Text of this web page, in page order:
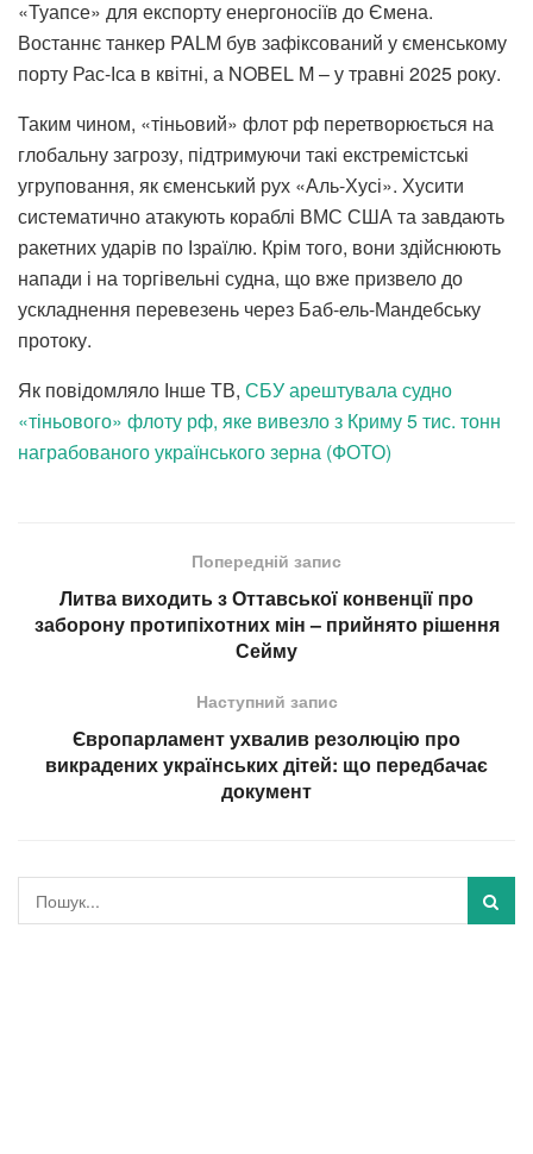
«Туапсе» для експорту енергоносіїв до Ємена.
Востаннє танкер PALM був зафіксований у єменському
порту Рас-Іса в квітні, а NOBEL M – у травні 2025 року.
Таким чином, «тіньовий» флот рф перетворюється на
глобальну загрозу, підтримуючи такі екстремістські
угруповання, як єменський рух «Аль-Хусі». Хусити
систематично атакують кораблі ВМС США та завдають
ракетних ударів по Ізраїлю. Крім того, вони здійснюють
напади і на торгівельні судна, що вже призвело до
ускладнення перевезень через Баб-ель-Мандебську
протоку.
Як повідомляло Інше ТВ, СБУ арештувала судно
«тіньового» флоту рф, яке вивезло з Криму 5 тис. тонн
награбованого українського зерна (ФОТО)
Попередній запис
Литва виходить з Оттавської конвенції про
заборону протипіхотних мін – прийнято рішення
Сейму
Наступний запис
Європарламент ухвалив резолюцію про
викрадених українських дітей: що передбачає
документ